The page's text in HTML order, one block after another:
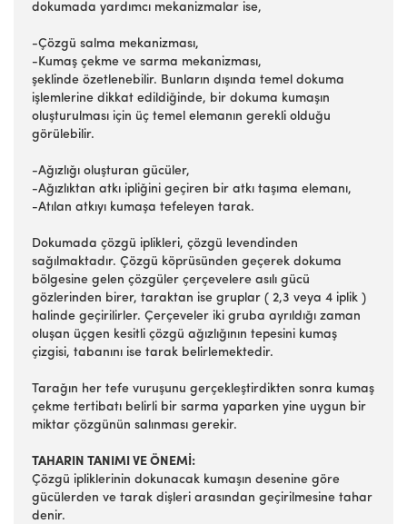
dokumada yardımcı mekanizmalar ise,
-Çözgü salma mekanizması,
-Kumaş çekme ve sarma mekanizması,
şeklinde özetlenebilir. Bunların dışında temel dokuma
işlemlerine dikkat edildiğinde, bir dokuma kumaşın
oluşturulması için üç temel elemanın gerekli olduğu
görülebilir.
-Ağızlığı oluşturan gücüler,
-Ağızlıktan atkı ipliğini geçiren bir atkı taşıma elemanı,
-Atılan atkıyı kumaşa tefeleyen tarak.
Dokumada çözgü iplikleri, çözgü levendinden
sağılmaktadır. Çözgü köprüsünden geçerek dokuma
bölgesine gelen çözgüler çerçevelere asılı gücü
gözlerinden birer, taraktan ise gruplar ( 2,3 veya 4 iplik )
halinde geçirilirler. Çerçeveler iki gruba ayrıldığı zaman
oluşan üçgen kesitli çözgü ağızlığının tepesini kumaş
çizgisi, tabanını ise tarak belirlemektedir.
Tarağın her tefe vuruşunu gerçekleştirdikten sonra kumaş
çekme tertibatı belirli bir sarma yaparken yine uygun bir
miktar çözgünün salınması gerekir.
TAHARIN TANIMI VE ÖNEMİ:
Çözgü ipliklerinin dokunacak kumaşın desenine göre
gücülerden ve tarak dişleri arasından geçirilmesine tahar
denir.